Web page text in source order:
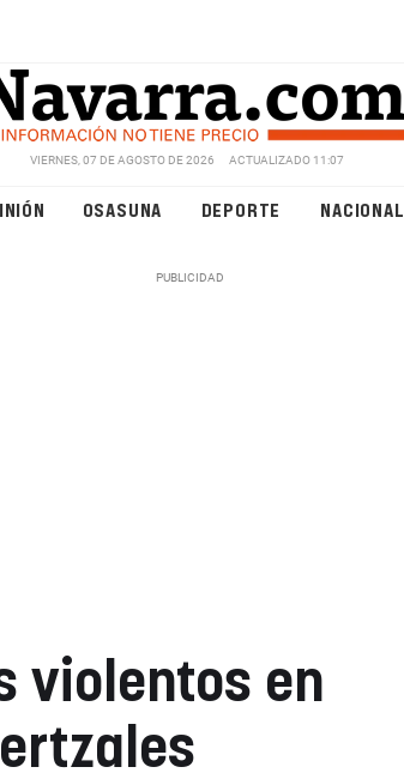
VIERNES, 07 DE AGOSTO DE 2026 ACTUALIZADO 11:07
OSASUNA DEPORTE NACIONAL
violentos en